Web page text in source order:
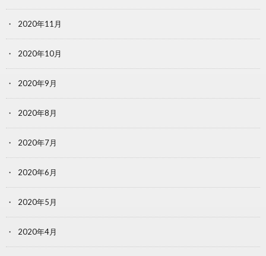
2020年11月
2020年10月
2020年9月
2020年8月
2020年7月
2020年6月
2020年5月
2020年4月